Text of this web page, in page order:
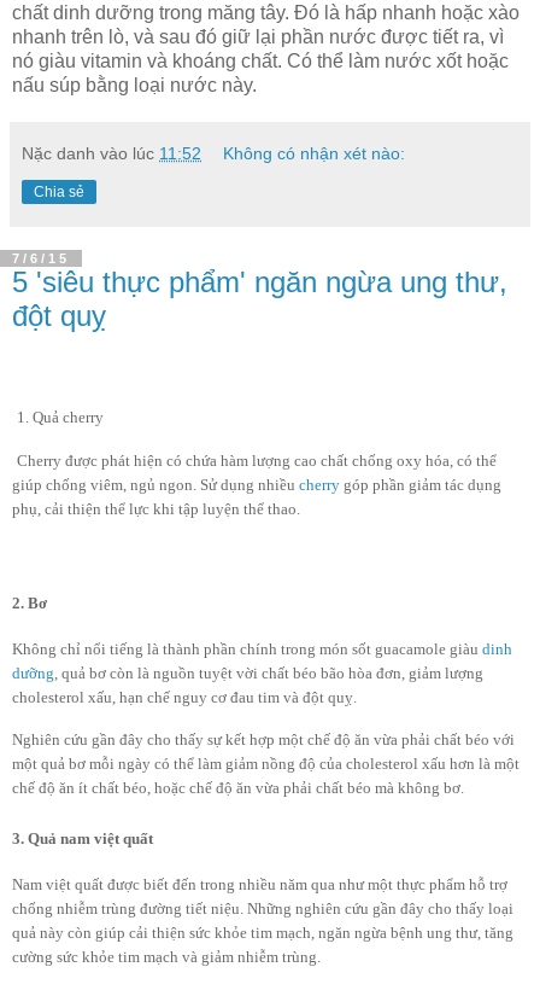
chất dinh dưỡng trong măng tây. Đó là hấp nhanh hoặc xào
nhanh trên lò, và sau đó giữ lại phần nước được tiết ra, vì
nó giàu vitamin và khoáng chất. Có thể làm nước xốt hoặc
nấu súp bằng loại nước này.
Nặc danh vào lúc 11:52 Không có nhận xét nào:
Chia sẻ
7/6/15
5 'siêu thực phẩm' ngăn ngừa ung thư,
đột quỵ
1. Quả cherry
Cherry được phát hiện có chứa hàm lượng cao chất chống oxy hóa, có thể
giúp chống viêm, ngủ ngon. Sử dụng nhiều cherry góp phần giảm tác dụng
phụ, cải thiện thể lực khi tập luyện thể thao.
2. Bơ
Không chỉ nổi tiếng là thành phần chính trong món sốt guacamole giàu dinh
dưỡng , quả bơ còn là nguồn tuyệt vời chất béo bão hòa đơn, giảm lượng
cholesterol xấu, hạn chế nguy cơ đau tim và đột quỵ.
Nghiên cứu gần đây cho thấy sự kết hợp một chế độ ăn vừa phải chất béo với
một quả bơ mỗi ngày có thể làm giảm nồng độ của cholesterol xấu hơn là một
chế độ ăn ít chất béo, hoặc chế độ ăn vừa phải chất béo mà không bơ.
3. Quả nam việt quất
Nam việt quất được biết đến trong nhiều năm qua như một thực phẩm hỗ trợ
chống nhiễm trùng đường tiết niệu. Những nghiên cứu gần đây cho thấy loại
quả này còn giúp cải thiện sức khỏe tim mạch, ngăn ngừa bệnh ung thư, tăng
cường sức khỏe tim mạch và giảm nhiễm trùng.